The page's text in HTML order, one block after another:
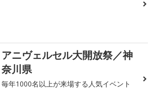
アニヴェルセル大開放祭／神
奈川県
毎年1000名以上が来場する人気イベント